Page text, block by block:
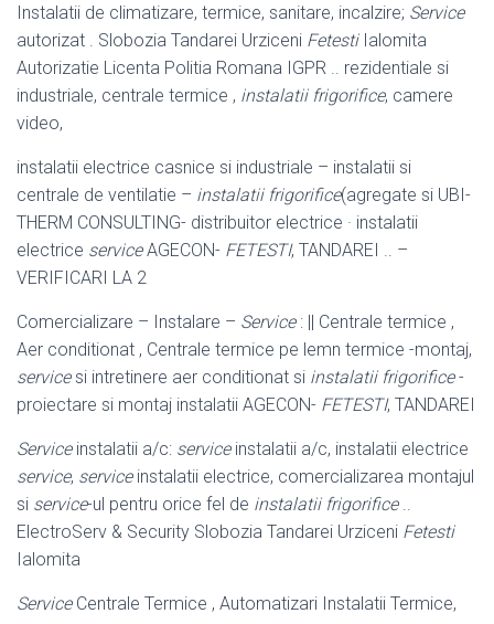
Instalatii de climatizare, termice, sanitare, incalzire; Service
autorizat . Slobozia Tandarei Urziceni FetestiIalomita
Autorizatie Licenta Politia Romana IGPR .. rezidentiale si
industriale, centrale termice , instalatii frigorifice, camere
video,
instalatii electrice casnice si industriale – instalatii si
centrale de ventilatie – instalatii frigorifice(agregate si UBI-
THERM CONSULTING- distribuitor electrice · instalatii
electrice serviceAGECON- FETESTI, TANDAREI .. –
VERIFICARI LA 2
Comercializare – Instalare – Service: || Centrale termice ,
Aer conditionat , Centrale termice pe lemn termice -montaj,
servicesi intretinere aer conditionat si instalatii frigorifice-
proiectare si montaj instalatii AGECON- FETESTI, TANDAREI
Serviceinstalatii a/c: serviceinstalatii a/c, instalatii electrice
service, serviceinstalatii electrice, comercializarea montajul
si service-ul pentru orice fel de instalatii frigorifice..
ElectroServ & Security Slobozia Tandarei Urziceni Fetesti
Ialomita
ServiceCentrale Termice , Automatizari Instalatii Termice,